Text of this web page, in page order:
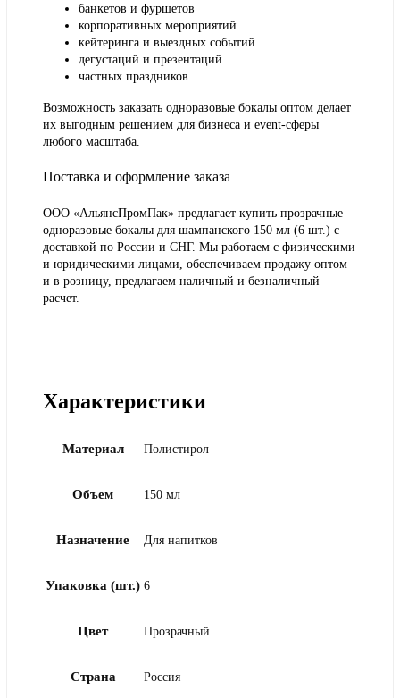
банкетов и фуршетов
корпоративных мероприятий
кейтеринга и выездных событий
дегустаций и презентаций
частных праздников
Возможность заказать одноразовые бокалы оптом делает
их выгодным решением для бизнеса и event-сферы
любого масштаба.
Поставка и оформление заказа
ООО «АльянсПромПак» предлагает купить прозрачные
одноразовые бокалы для шампанского 150 мл (6 шт.) с
доставкой по России и СНГ. Мы работаем с физическими
и юридическими лицами, обеспечиваем продажу оптом
и в розницу, предлагаем наличный и безналичный
расчет.
Характеристики
Материал Полистирол
Объем 150 мл
Назначение Для напитков
Упаковка (шт.) 6
Цвет Прозрачный
Страна Россия